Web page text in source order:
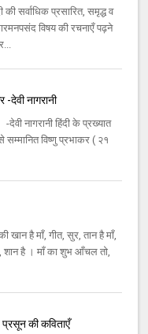
की सर्वाधिक प्रसारित, समृद्ध व
विषय की रचनाएँ पढ़ने
-देवी नागरानी
नागरानी हिंदी के प्रख्यात
विष्णु प्रभाकर ( २१
खान है माँ, गीत, सुर, तान है माँ,
है । माँ का शुभ आँचल तो,
की कविताएँ